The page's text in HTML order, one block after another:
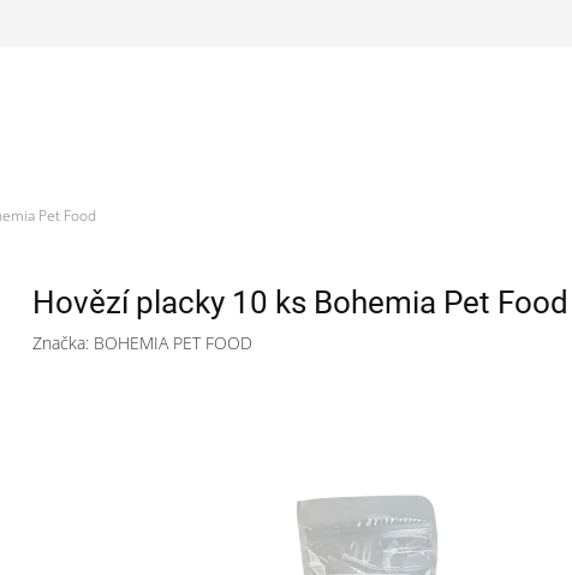
Pet Food
Hovězí placky 10 ks Bohemia Pet Food
Značka: BOHEMIA PET FOOD